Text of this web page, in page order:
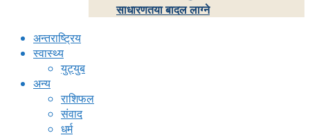
साधारणतया बादल लाग्ने
अन्तराष्ट्रिय
स्वास्थ्य
युट्युब
अन्य
राशिफल
संवाद
धर्म